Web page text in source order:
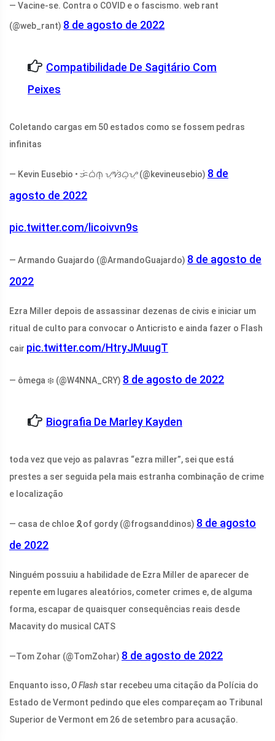
— Vacine-se. Contra o COVID e o fascismo. web rant
(@web_rant) 8 de agosto de 2022
Compatibilidade De Sagitário Com
Peixes
Coletando cargas em 50 estados como se fossem pedras
infinitas
— Kevin Eusebio • ᜃᜒᜊᜒᜈ᜔ ᜌᜓᜐᜒᜊ᜔ᜌᜓ (@kevineusebio) 8 de
agosto de 2022
pic.twitter.com/licoivvn9s
— Armando Guajardo (@ArmandoGuajardo) 8 de agosto de
2022
Ezra Miller depois de assassinar dezenas de civis e iniciar um
ritual de culto para convocar o Anticristo e ainda fazer o Flash
cair pic.twitter.com/HtryJMuugT
— ômega ❄️ (@W4NNA_CRY) 8 de agosto de 2022
Biografia De Marley Kayden
toda vez que vejo as palavras “ezra miller”, sei que está
prestes a ser seguida pela mais estranha combinação de crime
e localização
— casa de chloe 🎗of gordy (@frogsanddinos) 8 de agosto
de 2022
Ninguém possuiu a habilidade de Ezra Miller de aparecer de
repente em lugares aleatórios, cometer crimes e, de alguma
forma, escapar de quaisquer consequências reais desde
Macavity do musical CATS
—Tom Zohar (@TomZohar) 8 de agosto de 2022
Enquanto isso,O Flash star recebeu uma citação da Polícia do
Estado de Vermont pedindo que eles compareçam ao Tribunal
Superior de Vermont em 26 de setembro para acusação.